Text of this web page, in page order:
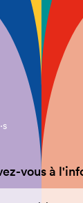
vous à